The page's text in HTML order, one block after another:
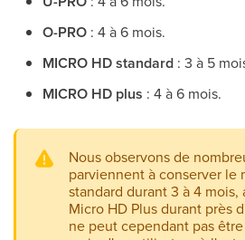
O-PRO : 4 à 6 mois.
MICRO HD standard : 3 à 5
MICRO HD plus : 4 à 6 mois.
Nous observons de
parviennent à conserver le
standard durant 3 à 4
Micro HD Plus durant près
ne peut cependant pas